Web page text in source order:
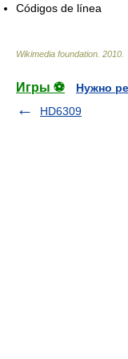
Códigos de línea
Wikimedia foundation 2010
Игры ⚽
Нужно
HD6309